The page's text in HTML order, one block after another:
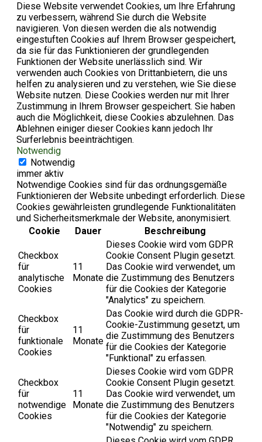
Diese Website verwendet Cookies, um Ihre Erfahrung
zu verbessern, während Sie durch die Website
navigieren. Von diesen werden die als notwendig
eingestuften Cookies auf Ihrem Browser gespeichert,
da sie für das Funktionieren der grundlegenden
Funktionen der Website unerlässlich sind. Wir
verwenden auch Cookies von Drittanbietern, die uns
helfen zu analysieren und zu verstehen, wie Sie diese
Website nutzen. Diese Cookies werden nur mit Ihrer
Zustimmung in Ihrem Browser gespeichert. Sie haben
auch die Möglichkeit, diese Cookies abzulehnen. Das
Ablehnen einiger dieser Cookies kann jedoch Ihr
Surferlebnis beeinträchtigen.
Notwendig
Notwendig
immer aktiv
Notwendige Cookies sind für das ordnungsgemäße
Funktionieren der Website unbedingt erforderlich. Diese
Cookies gewährleisten grundlegende Funktionalitäten
und Sicherheitsmerkmale der Website, anonymisiert.
Cookie
Dauer Beschreibung
Checkbox
für
analytische
Cookies
11
Monate
Dieses Cookie wird vom GDPR
Cookie Consent Plugin gesetzt.
Das Cookie wird verwendet, um
die Zustimmung des Benutzers
für die Cookies der Kategorie
"Analytics" zu speichern.
Checkbox
für
funktionale
Cookies
11
Monate
Das Cookie wird durch die GDPR-
Cookie-Zustimmung gesetzt, um
die Zustimmung des Benutzers
für die Cookies der Kategorie
"Funktional" zu erfassen.
Checkbox
für
notwendige
Cookies
11
Monate
Dieses Cookie wird vom GDPR
Cookie Consent Plugin gesetzt.
Das Cookie wird verwendet, um
die Zustimmung des Benutzers
für die Cookies der Kategorie
"Notwendig" zu speichern.